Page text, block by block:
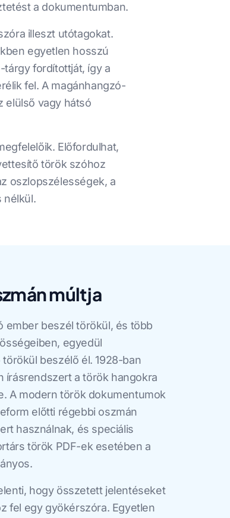
a dokumentumban.
illeszt utótagokat.
egyetlen hosszú
fordítottját, így a
fel. A magánhangzó-
elülső vagy hátsó
Előfordulhat,
török szóhoz
oszlopszélességek, a
nélkül.
múltja
ember beszél törökül, és több
egyedül
beszélő él. 1928-ban
írásrendszert a török hangokra
A modern török dokumentumok
előtti régebbi oszmán
használnak, és speciális
török PDF-ek esetében a
hogy összetett jelentéseket
fel egy gyökérszóra. Egyetlen